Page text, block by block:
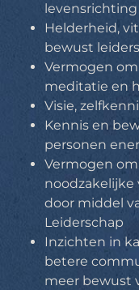
levensrichting
Helderheid,
bewust
Vermogen
meditatie en
Visie,
Kennis en
personen
Vermogen
noodzakelijke
door middel
Leiderschap
Inzichten in
betere
meer bewust